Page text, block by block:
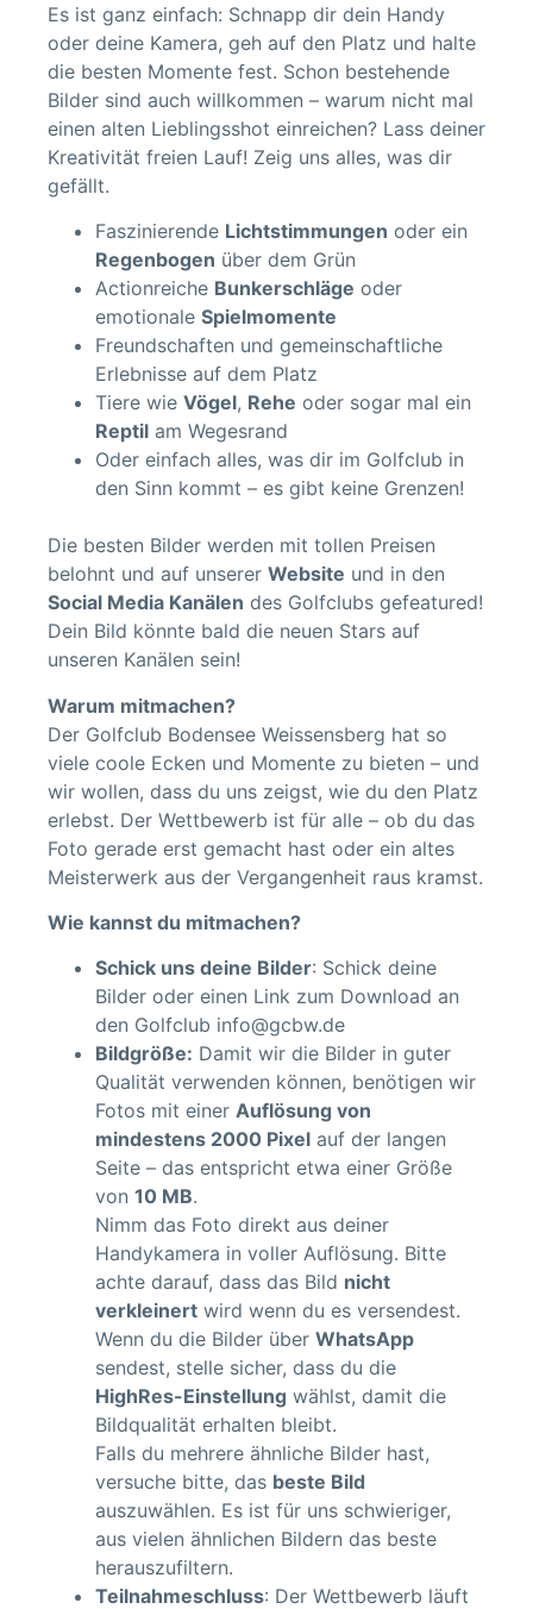
Es ist ganz einfach: Schnapp dir dein Handy
oder deine Kamera, geh auf den Platz und halte
die besten Momente fest. Schon bestehende
Bilder sind auch willkommen – warum nicht mal
einen alten Lieblingsshot einreichen? Lass deiner
Kreativität freien Lauf! Zeig uns alles, was dir
gefällt.
Faszinierende Lichtstimmungen oder ein
Regenbogen über dem Grün
Actionreiche Bunkerschläge oder
emotionale Spielmomente
Freundschaften und gemeinschaftliche
Erlebnisse auf dem Platz
Tiere wie Vögel, Rehe oder sogar mal ein
Reptil am Wegesrand
Oder einfach alles, was dir im Golfclub in
den Sinn kommt – es gibt keine Grenzen!
Die besten Bilder werden mit tollen Preisen
belohnt und auf unserer Website und in den
Social Media Kanälen des Golfclubs gefeatured!
Dein Bild könnte bald die neuen Stars auf
unseren Kanälen sein!
Warum mitmachen?
Der Golfclub Bodensee Weissensberg hat so
viele coole Ecken und Momente zu bieten – und
wir wollen, dass du uns zeigst, wie du den Platz
erlebst. Der Wettbewerb ist für alle – ob du das
Foto gerade erst gemacht hast oder ein altes
Meisterwerk aus der Vergangenheit raus kramst.
Wie kannst du mitmachen?
Schick uns deine Bilder: Schick deine
Bilder oder einen Link zum Download an
den Golfclub info@gcbw.de
Bildgröße: Damit wir die Bilder in guter
Qualität verwenden können, benötigen wir
Fotos mit einer Auflösung von
mindestens 2000 Pixel auf der langen
Seite – das entspricht etwa einer Größe
von 10 MB.
Nimm das Foto direkt aus deiner
Handykamera in voller Auflösung. Bitte
achte darauf, dass das Bild nicht
verkleinert wird wenn du es versendest.
Wenn du die Bilder über WhatsApp
sendest, stelle sicher, dass du die
HighRes-Einstellung wählst, damit die
Bildqualität erhalten bleibt.
Falls du mehrere ähnliche Bilder hast,
versuche bitte, das beste Bild
auszuwählen. Es ist für uns schwieriger,
aus vielen ähnlichen Bildern das beste
herauszufiltern.
Teilnahmeschluss: Der Wettbewerb läuft